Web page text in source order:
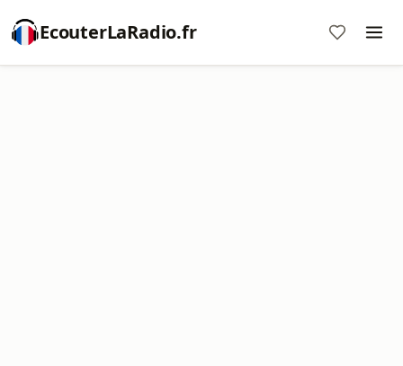
EcouterLaRadio.fr